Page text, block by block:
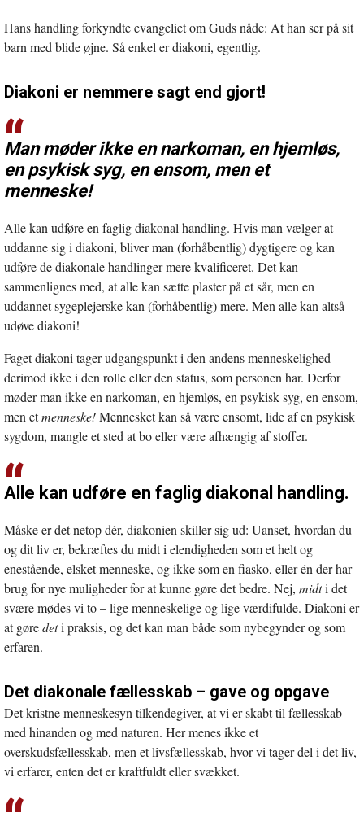
Hans handling forkyndte evangeliet om Guds nåde: At han ser på sit
barn med blide øjne. Så enkel er diakoni, egentlig.
Diakoni er nemmere sagt end gjort!
Man møder ikke en narkoman, en hjemløs,
en psykisk syg, en ensom, men et
menneske!
Alle kan udføre en faglig diakonal handling. Hvis man vælger at
uddanne sig i diakoni, bliver man (forhåbentlig) dygtigere og kan
udføre de diakonale handlinger mere kvalificeret. Det kan
sammenlignes med, at alle kan sætte plaster på et sår, men en
uddannet sygeplejerske kan (forhåbentlig) mere. Men alle kan altså
udøve diakoni!
Faget diakoni tager udgangspunkt i den andens menneskelighed –
derimod ikke i den rolle eller den status, som personen har. Derfor
møder man ikke en narkoman, en hjemløs, en psykisk syg, en ensom,
men etmenneske!Mennesket kan så være ensomt, lide af en psykisk
sygdom, mangle et sted at bo eller være afhængig af stoffer.
Alle kan udføre en faglig diakonal handling.
Måske er det netop dér, diakonien skiller sig ud: Uanset, hvordan du
og dit liv er, bekræftes du midt i elendigheden som et helt og
enestående, elsket menneske, og ikke som en fiasko, eller én der har
brug for nye muligheder for at kunne gøre det bedre. Nej, midti det
svære mødes vi to – lige menneskelige og lige værdifulde. Diakoni er
at gøredeti praksis, og det kan man både som nybegynder og som
erfaren.
Det diakonale fællesskab – gave og opgave
Det kristne menneskesyn tilkendegiver, at vi er skabt til fællesskab
med hinanden og med naturen. Her menes ikke et
overskudsfællesskab, men et livsfællesskab, hvor vi tager del i det liv,
vi erfarer, enten det er kraftfuldt eller svækket.